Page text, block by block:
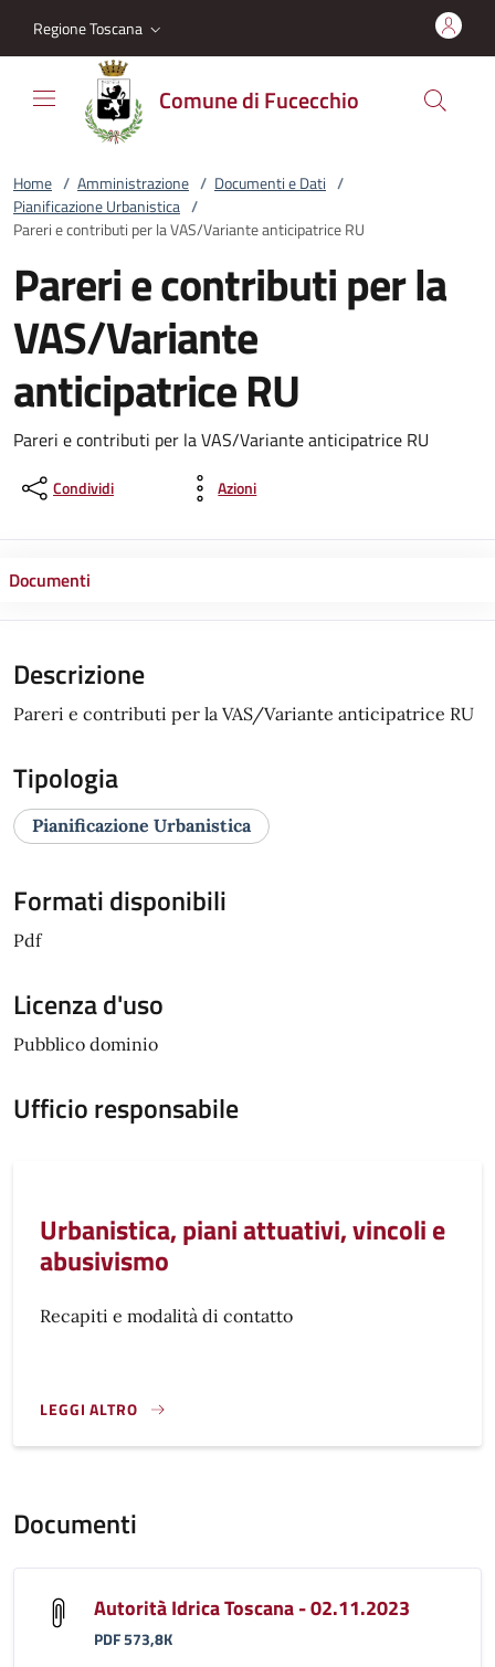
Regione Toscana
Comune di Fucecchio
Home / Amministrazione / Documenti e Dati /
Pianificazione Urbanistica /
Pareri e contributi per la VAS/Variante anticipatrice RU
Pareri e contributi per la
VAS/Variante
anticipatrice RU
Pareri e contributi per la VAS/Variante anticipatrice RU
Condividi Azioni
Documenti
Descrizione
Pareri e contributi per la VAS/Variante anticipatrice RU
Tipologia
Pianificazione Urbanistica
Formati disponibili
Pdf
Licenza d'uso
Pubblico dominio
Ufficio responsabile
Urbanistica, piani attuativi, vincoli e
abusivismo
Recapiti e modalità di contatto
LEGGI ALTRO
}
Documenti
Autorità Idrica Toscana - 02.11.2023
PDF 573,8K